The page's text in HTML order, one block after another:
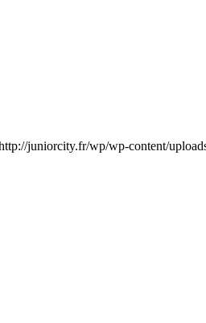
juniorcity.fr/wp/wp-content/